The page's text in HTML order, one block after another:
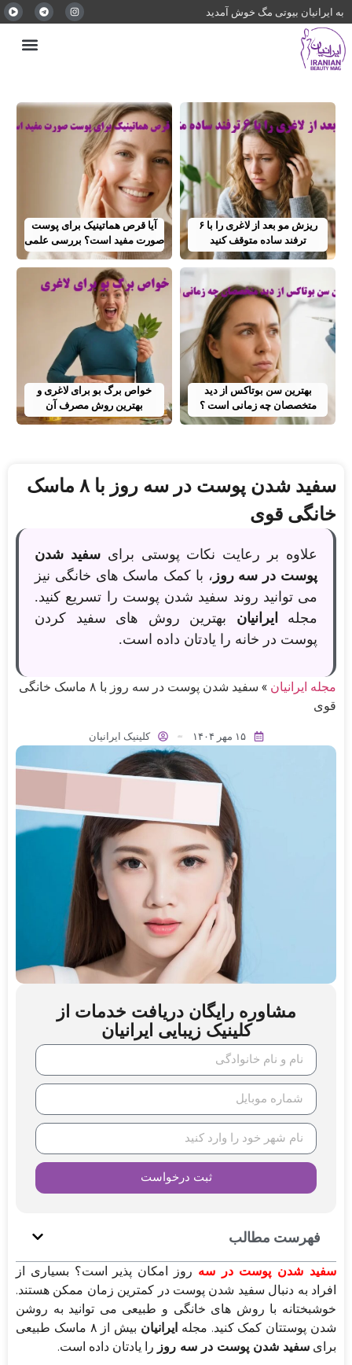
به ایرانیان بیوتی مگ خوش آمدید
ریزش مو بعد از لاغری را با ۶
ترفند ساده متوقف کنید
آیا قرص هماتینیک برای پوست
صورت مفید است؟ بررسی علمی
بهترین سن بوتاکس از دید
متخصصان چه زمانی است ؟
خواص برگ بو برای لاغری و
بهترین روش مصرف آن
سفید شدن پوست در سه روز با ۸ ماسک
خانگی قوی
علاوه بر رعایت نکات پوستی برایسفید شدن
پوست در سه روز ، با کمک ماسک های خانگی نیز
می توانید روند سفید شدن پوست را تسریع کنید.
مجله
ایرانیان بهترین روش های سفید کردن
پوست در خانه را یادتان داده است.
مجله ایرانیان »
سفید شدن پوست در سه روز با ۸ ماسک خانگی
قوی
۱۵ مهر ۱۴۰۴ کلینیک ایرانیان
مشاوره رایگان دریافت خدمات از
کلینیک زیبایی ایرانیان
ثبت درخواست
فهرست مطالب
سفید شدن پوست در سه روز امکان پذیر است؟ بسیاری از
افراد به دنبال سفید شدن پوست در کمترین زمان ممکن هستند.
خوشبختانه با روش های خانگی و طبیعی می توانید به روشن
شدن پوستتان کمک کنید. مجله ایرانیان
بیش از ۸ ماسک طبیعی
برای سفید شدن پوست در سه روز را یادتان داده است.